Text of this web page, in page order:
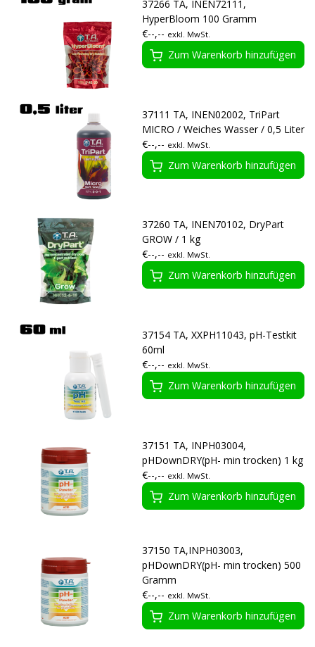
37266 TA, INEN72111,
HyperBloom 100 Gramm
€--,-- exkl. MwSt.
Zum Warenkorb hinzufügen
37111 TA, INEN02002, TriPart
MICRO / Weiches Wasser / 0,5 Liter
€--,-- exkl. MwSt.
Zum Warenkorb hinzufügen
37260 TA, INEN70102, DryPart
GROW / 1 kg
€--,-- exkl. MwSt.
Zum Warenkorb hinzufügen
37154 TA, XXPH11043, pH-Testkit
60ml
€--,-- exkl. MwSt.
Zum Warenkorb hinzufügen
37151 TA, INPH03004,
pHDownDRY(pH- min trocken) 1 kg
€--,-- exkl. MwSt.
Zum Warenkorb hinzufügen
37150 TA,INPH03003,
pHDownDRY(pH- min trocken) 500
Gramm
€--,-- exkl. MwSt.
Zum Warenkorb hinzufügen